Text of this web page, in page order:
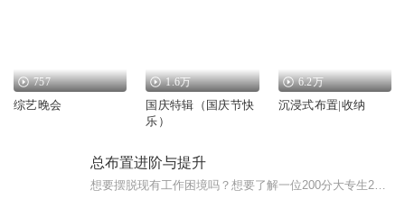
757
综艺晚会
1.6万
国庆特辑（国庆节快
乐）
6.2万
沉浸式布置|收纳
总布置进阶与提升